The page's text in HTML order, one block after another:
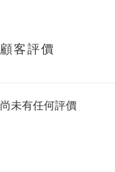
顧客評價
尚未有任何評價